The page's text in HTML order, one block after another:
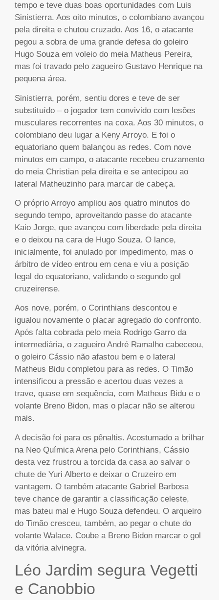
tempo e teve duas boas oportunidades com Luis
Sinistierra. Aos oito minutos, o colombiano avançou
pela direita e chutou cruzado. Aos 16, o atacante
pegou a sobra de uma grande defesa do goleiro
Hugo Souza em voleio do meia Matheus Pereira,
mas foi travado pelo zagueiro Gustavo Henrique na
pequena área.
Sinistierra, porém, sentiu dores e teve de ser
substituído – o jogador tem convivido com lesões
musculares recorrentes na coxa. Aos 30 minutos, o
colombiano deu lugar a Keny Arroyo. E foi o
equatoriano quem balançou as redes. Com nove
minutos em campo, o atacante recebeu cruzamento
do meia Christian pela direita e se antecipou ao
lateral Matheuzinho para marcar de cabeça.
O próprio Arroyo ampliou aos quatro minutos do
segundo tempo, aproveitando passe do atacante
Kaio Jorge, que avançou com liberdade pela direita
e o deixou na cara de Hugo Souza. O lance,
inicialmente, foi anulado por impedimento, mas o
árbitro de vídeo entrou em cena e viu a posição
legal do equatoriano, validando o segundo gol
cruzeirense.
Aos nove, porém, o Corinthians descontou e
igualou novamente o placar agregado do confronto.
Após falta cobrada pelo meia Rodrigo Garro da
intermediária, o zagueiro André Ramalho cabeceou,
o goleiro Cássio não afastou bem e o lateral
Matheus Bidu completou para as redes. O Timão
intensificou a pressão e acertou duas vezes a
trave, quase em sequência, com Matheus Bidu e o
volante Breno Bidon, mas o placar não se alterou
mais.
A decisão foi para os pênaltis. Acostumado a brilhar
na Neo Química Arena pelo Corinthians, Cássio
desta vez frustrou a torcida da casa ao salvar o
chute de Yuri Alberto e deixar o Cruzeiro em
vantagem. O também atacante Gabriel Barbosa
teve chance de garantir a classificação celeste,
mas bateu mal e Hugo Souza defendeu. O arqueiro
do Timão cresceu, também, ao pegar o chute do
volante Walace. Coube a Breno Bidon marcar o gol
da vitória alvinegra.
Léo Jardim segura Vegetti
e Canobbio